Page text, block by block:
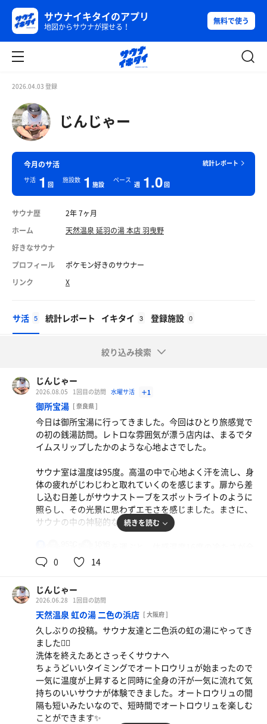
サウナイキタイのアプリ
地図からサウナが探せる！
無料で使う
2026.04.03 登録
じんじゃー
統計レポート
今月のサ活
サ活 1 回
施設数 1 施設
ペース
週 1.0回
サウナ歴
2年 7ヶ月
ホーム
天然温泉 延羽の湯 本店 羽曳野
好きなサウナ
プロフィール
ポケモン好きのサウナー
リンク
X
サ活 5 統計レポート イキタイ 3 登録施設 0
絞り込み検索
じんじゃー
2026.08.05 1回目の訪問 水曜サ活 ＋1
御所宝湯 [ 奈良県 ]
今日は御所宝湯に行ってきました。今回はひとり旅感覚で
の初の銭湯訪問。レトロな雰囲気が漂う店内は、まるでタ
イムスリップしたかのような心地よさでした。
サウナ室は温度は95度。高温の中で心地よく汗を流し、身
体の疲れがじわじわと取れていくのを感じます。扉から差
し込む日差しがサウナストーブをスポットライトのように
照らし、その光景に思わずエモさを感じました。まさに、
サウナの中の神秘的な一瞬です。
身を包み込み、爽快感が心地よい。そして、再びサウナへ
分のペースで楽しむことができました。
御所宝湯は、ただの銭湯ではなく、心と身体をリフレッシ
ュさせる特別な空間。今後もこの場所で、ひとりの時間を
大切にしたいと思いました。
続きを読む
0 14
じんじゃー
2026.06.28 1回目の訪問
天然温泉 虹の湯 二色の浜店 [ 大阪府 ]
久しぶりの投稿。サウナ友達と二色浜の虹の湯にやってき
ました🧖‍♀️
洗体を終えたあとさっそくサウナへ
ちょうどいいタイミングでオートロウリュが始まったので
一気に温度が上昇すると同時に全身の汗が一気に流れて気
持ちのいいサウナが体験できました。オートロウリュの間
隔も短いみたいなので、短時間でオートロウリュを楽しむ
ことができます✨️